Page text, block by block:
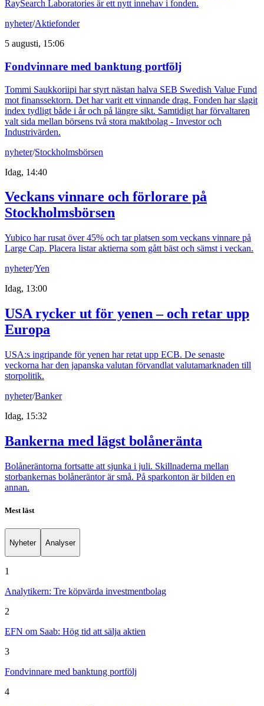
RaySearch Laboratories är ett nytt innehav i fonden.
nyheter/Aktiefonder
5 augusti, 15:06
Fondvinnare med banktung portfölj
Tommi Saukkoriipi har styrt nästan halva SEB Swedish Value Fund
mot finanssektorn. Det har varit ett vinnande drag. Fonden har slagit
index tydligt både i år och på längre sikt. Samtidigt har förvaltaren
valt sida mellan börsens två stora maktbolag - Investor och
Industrivärden.
nyheter/Stockholmsbörsen
Idag, 14:40
Veckans vinnare och förlorare på
Stockholmsbörsen
Yubico har rusat över 45% och tar platsen som veckans vinnare på
Large Cap. Placera listar aktierna som gått bäst och sämst i veckan.
nyheter/Yen
Idag, 13:00
USA rycker ut för yenen – och retar upp
Europa
USA:s ingripande för yenen har retat upp ECB. De senaste
veckorna har den japanska valutan förvandlat valutamarknaden till
storpolitik.
nyheter/Banker
Idag, 15:32
Bankerna med lägst bolåneränta
Bolåneräntorna fortsatte att sjunka i juli. Skillnaderna mellan
storbankernas bolåneräntor är små. På sparkonton är bilden en
annan.
Mest läst
Nyheter Analyser
1
Analytikern: Tre köpvärda investmentbolag
2
EFN om Saab: Hög tid att sälja aktien
3
Fondvinnare med banktung portfölj
4